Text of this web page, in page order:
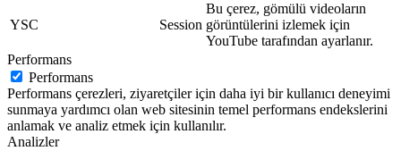
YSC Session
Bu çerez, gömülü videoların
görüntülerini izlemek için
YouTube tarafından ayarlanır.
Performans
Performans
Performans çerezleri, ziyaretçiler için daha iyi bir kullanıcı deneyimi
sunmaya yardımcı olan web sitesinin temel performans endekslerini
anlamak ve analiz etmek için kullanılır.
Analizler